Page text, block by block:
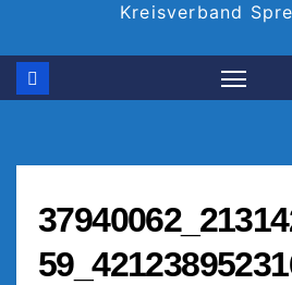
Kreisverband